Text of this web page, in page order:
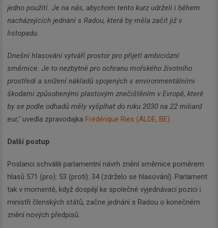
jedno použití. Je na nás, abychom tento kurz udrželi i během
nacházejících jednání s Radou, která by měla začít již v
listopadu.
Dnešní hlasování vytváří prostor pro přijetí ambiciózní
směrnice. Je to nezbytné pro ochranu mořského životního
prostředí a snížení nákladů spojených s environmentálními
škodami způsobenými plastovým znečištěním v Evropě, které
by se podle odhadů měly vyšplhat do roku 2030 na 22 miliard
eur," uvedla zpravodajka Frédérique Ries (ALDE, BE).
Další postup
Poslanci schválili parlamentní návrh znění směrnice poměrem
hlasů 571 (pro): 53 (proti): 34 (zdrželo se hlasování). Parlament
tak v momentě, když dospějí ke společné vyjednávací pozici i
ministři členských států, začne jednání s Radou o konečném
znění nových předpisů.